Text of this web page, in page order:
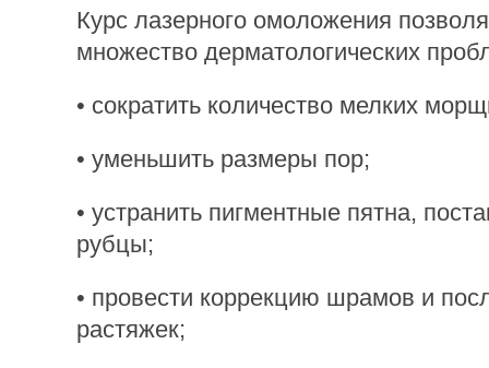
Курс лазерного омоложения
множество дерматологических
• сократить количество мелких
• уменьшить размеры пор;
• устранить пигментные пятна,
рубцы;
• провести коррекцию шрамов и
растяжек;